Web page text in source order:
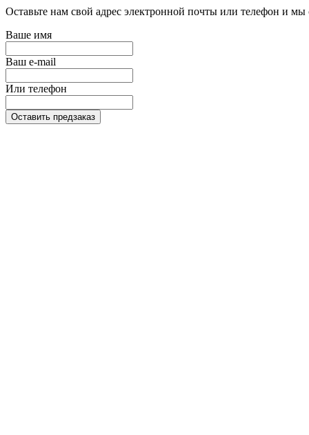
Оставьте нам свой адрес электронной почты или телефон и
Ваше имя
Ваш e-mail
Или телефон